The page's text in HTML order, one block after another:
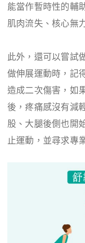
能當作暫時性的輔
肌肉流失、核心無
此外，還可以嘗試
做伸展運動時，記
造成二次傷害，如
後，疼痛感沒有減
股、大腿後側也開
止運動，並尋求專